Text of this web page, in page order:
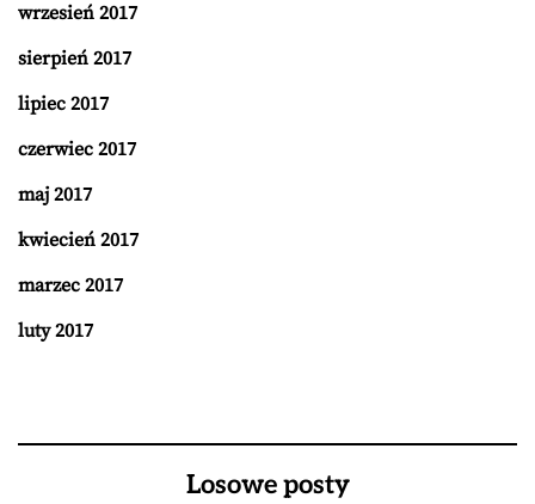
wrzesień 2017
sierpień 2017
lipiec 2017
czerwiec 2017
maj 2017
kwiecień 2017
marzec 2017
luty 2017
Losowe posty